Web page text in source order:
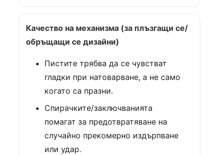
Качество на механизма (за плъзгащи се/
обръщащи се дизайни)
Пистите трябва да се чувстват
гладки при натоварване, а не само
когато са празни.
Спирачките/заключванията
помагат за предотвратяване на
случайно прекомерно издърпване
или удар.